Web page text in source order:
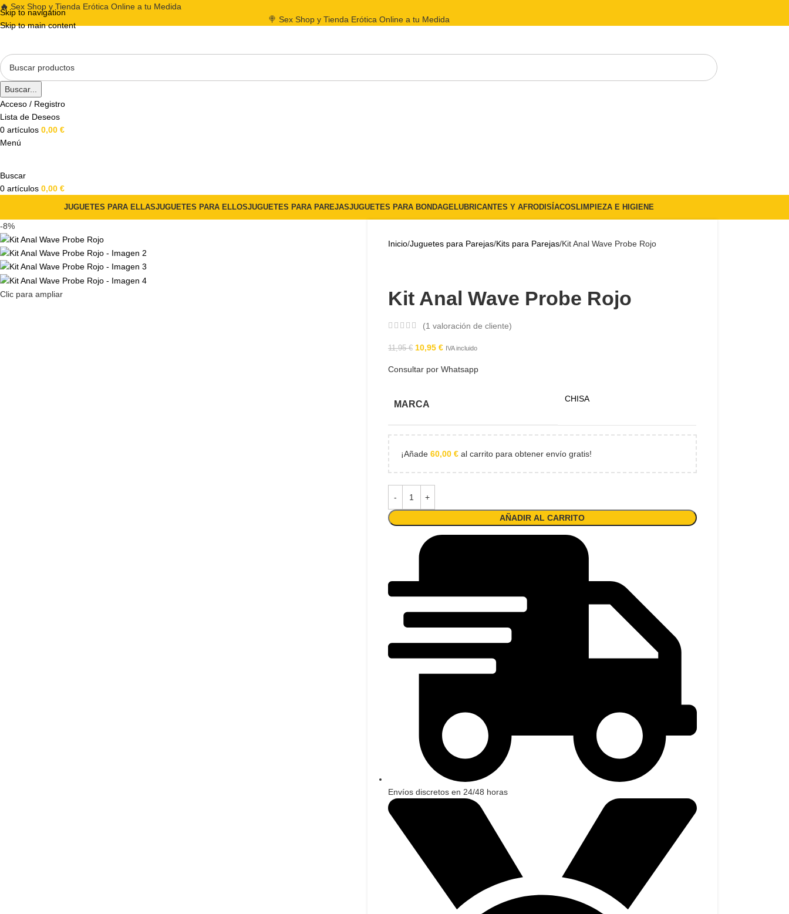
Skip to navigation
Skip to main content
🔥 Sex Shop y Tienda Erótica Online a tu Medida
🍭 Sex Shop y Tienda Erótica Online a tu Medida
Buscar...
Acceso / Registro
Lista de Deseos
0 artículos 0,00 €
Menú
Buscar
0 artículos 0,00 €
JUGUETES PARA ELLASJUGUETES PARA ELLOSJUGUETES PARA PAREJASJUGUETES PARA BONDAGELUBRICANTES Y AFRODISÍACOSLIMPIEZA E HIGIENE
-8%
Clic para ampliar
Inicio Juguetes para Parejas Kits para Parejas Kit Anal Wave Probe Rojo
Kit Anal Wave Probe Rojo
(1 valoración de cliente)
11,95€ 10,95 € IVA incluido
Consultar por Whatsapp
MARCA
CHISA
¡Añade 60,00 €al carrito para obtener envío gratis!
AÑADIR AL CARRITO
Envíos discretos en 24/48 horas